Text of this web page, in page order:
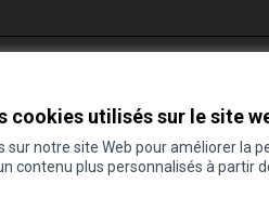
cookies utilisés sur le site
sur notre site Web pour améliorer la
contenu plus personnalisés à partir